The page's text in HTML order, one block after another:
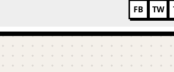
FB TW